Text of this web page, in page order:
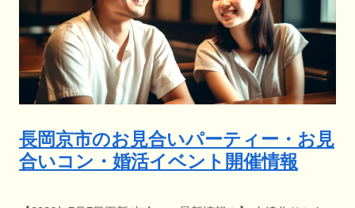
長岡京市のお見合いパーティー・お見
合いコン・婚活イベント開催情報